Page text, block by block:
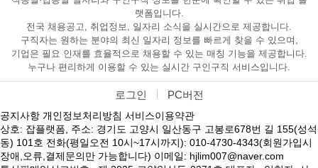
랫폼입니다.
전국 채용공고, 취업정보, 일자리 소식을 실시간으로 제공합니다.
구직자는 원하는 분야의 최신 일자리 정보를 빠르게 찾을 수 있으며,
기업은 필요 인재를 효율적으로 채용할 수 있는 매칭 기능을 제공합니다.
누구나 편리하게 이용할 수 있는 실시간 구인구직 서비스입니다.
로그인 PC버전
공지사항 개인정보처리방침 서비스이용약관
상호: 잡플랫폼, 주소: 경기도 고양시 일산동구 고봉로678번 길 155(성석
동) 101호 전화(평일오전 10시~17시까지): 010-4730-4343(회원가입시
장애,오류,결제문의만 가능합니다) 이메일: hjlim007@naver.com